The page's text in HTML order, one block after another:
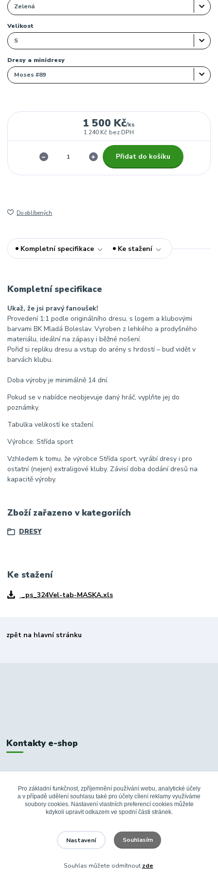
Velikost
Dresy a minidresy
1 500 Kč/ks
1 240 Kč bez DPH
Přidat do košíku
Do oblíbených
Kompletní specifikace Ke stažení
Kompletní specifikace
Ukaž, že jsi pravý fanoušek!
Provedení 1:1 podle originálního dresu, s logem a klubovými
barvami BK Mladá Boleslav. Vyroben z lehkého a prodyšného
materiálu, ideální na zápasy i běžné nošení.
Pořiď si repliku dresu a vstup do arény s hrdostí – buď vidět v
barvách klubu.
Doba výroby je minimálně 14 dní.
Pokud se v nabídce neobjevuje daný hráč, vyplňte jej do
poznámky.
Tabulka velikostí ke stažení.
Výrobce: Střída sport
Vzhledem k tomu, že výrobce Střída sport, vyrábí dresy i pro
ostatní (nejen) extraligové kluby. Závisí doba dodání dresů na
kapacitě výroby.
Zboží zařazeno v kategoriích
DRESY
Ke stažení
_ps_324Vel-tab-MASKA.xls
zpět na hlavní stránku
Kontakty e-shop
+420 326 748 155
info@fanshopbkboleslav.cz
Pro základní funkčnost, zpříjemnění používání webu, analytické účely
a v případě udělení souhlasu také pro účely cílení reklamy využíváme
soubory cookies. Nastavení vlastních preferencí cookies můžete
kdykoli upravit odkazem ve spodní části stránek.
Nastavení Souhlasím
Souhlas můžete odmítnout zde.